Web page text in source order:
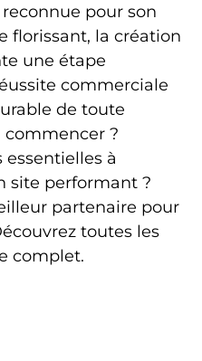
pour son
florissant, la création
une étape
commerciale
de toute
commencer ?
essentielles à
site performant ?
partenaire pour
toutes les
complet.